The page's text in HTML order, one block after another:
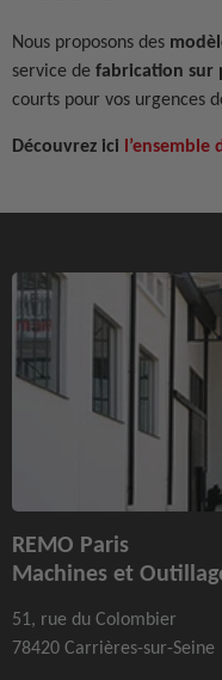
Nous proposons des
service de fabrication sur
courts pour vos urgences
Découvrez ici l’ensemble
REMO Paris
Machines et
51, rue du Colombier
78420 Carrières-sur-Seine